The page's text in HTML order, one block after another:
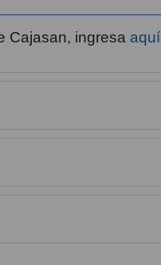
Cajasan, ingresa aquí